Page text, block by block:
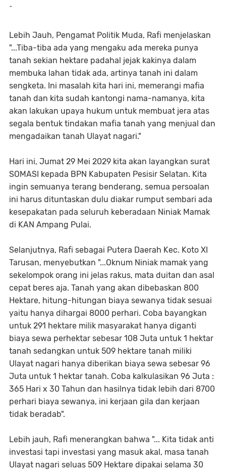
-
Lebih Jauh, Pengamat Politik Muda, Rafi menjelaskan
"...Tiba-tiba ada yang mengaku ada mereka punya
tanah sekian hektare padahal jejak kakinya dalam
membuka lahan tidak ada, artinya tanah ini dalam
sengketa. Ini masalah kita hari ini, memerangi mafia
tanah dan kita sudah kantongi nama-namanya, kita
akan lakukan upaya hukum untuk membuat jera atas
segala bentuk tindakan mafia tanah yang menjual dan
mengadaikan tanah Ulayat nagari."
Hari ini, Jumat 29 Mei 2029 kita akan layangkan surat
SOMASI kepada BPN Kabupaten Pesisir Selatan. Kita
ingin semuanya terang benderang, semua persoalan
ini harus dituntaskan dulu diakar rumput sembari ada
kesepakatan pada seluruh keberadaan Niniak Mamak
di KAN Ampang Pulai.
Selanjutnya, Rafi sebagai Putera Daerah Kec. Koto XI
Tarusan, menyebutkan "...Oknum Niniak mamak yang
sekelompok orang ini jelas rakus, mata duitan dan asal
cepat beres aja. Tanah yang akan dibebaskan 800
Hektare, hitung-hitungan biaya sewanya tidak sesuai
yaitu hanya dihargai 8000 perhari. Coba bayangkan
untuk 291 hektare milik masyarakat hanya diganti
biaya sewa perhektar sebesar 108 Juta untuk 1 hektar
tanah sedangkan untuk 509 hektare tanah miliki
Ulayat nagari hanya diberikan biaya sewa sebesar 96
Juta untuk 1 hektar tanah. Coba kalkulasikan 96 Juta :
365 Hari x 30 Tahun dan hasilnya tidak lebih dari 8700
perhari biaya sewanya, ini kerjaan gila dan kerjaan
tidak beradab".
Lebih jauh, Rafi menerangkan bahwa "... Kita tidak anti
investasi tapi investasi yang masuk akal, masa tanah
Ulayat nagari seluas 509 Hektare dipakai selama 30